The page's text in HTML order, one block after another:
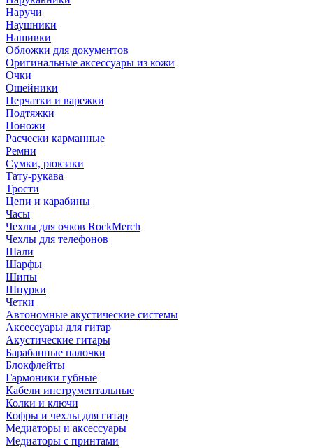
Наручи
Наушники
Нашивки
Обложки для документов
Оригинальные аксессуары из кожи
Очки
Ошейники
Перчатки и варежки
Подтяжки
Поножи
Расчески карманные
Ремни
Сумки, рюкзаки
Тату-рукава
Трости
Цепи и карабины
Часы
Чехлы для очков RockMerch
Чехлы для телефонов
Шали
Шарфы
Шипы
Шнурки
Четки
Автономные акустические системы
Аксессуары для гитар
Акустические гитары
Барабанные палочки
Блокфлейты
Гармоники губные
Кабели инструментальные
Колки и ключи
Кофры и чехлы для гитар
Медиаторы и аксессуары
Медиаторы с принтами